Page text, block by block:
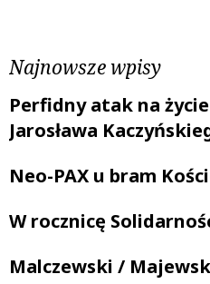
Najnowsze wpisy
Perfidny atak na
Jarosława
Neo-PAX u bram
W rocznicę
Malczewski /